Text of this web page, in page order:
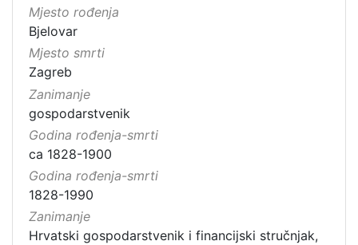
Mjesto rođenja
Bjelovar
Mjesto smrti
Zagreb
Zanimanje
gospodarstvenik
Godina rođenja-smrti
ca 1828-1900
Godina rođenja-smrti
1828-1990
Zanimanje
Hrvatski gospodarstvenik i financijski stručnjak,